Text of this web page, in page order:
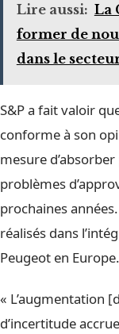
Lire aussi: La
former de
dans le
S&P a fait valoir
conforme à son
mesure
problèmes
prochaines
réalisés dans
Peugeot en Europe.
« L’augmentation
d’incertitude